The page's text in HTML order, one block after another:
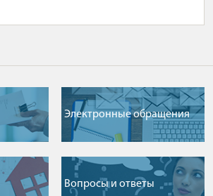
Электронные обращения
Вопросы и ответы